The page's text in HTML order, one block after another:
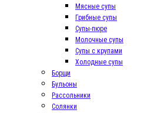
Мясные супы
Грибные супы
Супы-пюре
Молочные супы
Супы с крупами
Холодные супы
Борщи
Бульоны
Рассольники
Солянки